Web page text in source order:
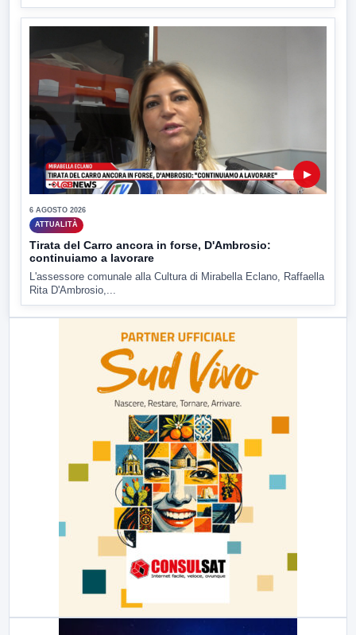
▶
6 AGOSTO 2026
ATTUALITÀ
Tirata del Carro ancora in forse, D'Ambrosio:
continuiamo a lavorare
L'assessore comunale alla Cultura di Mirabella Eclano, Raffaella
Rita D'Ambrosio,...